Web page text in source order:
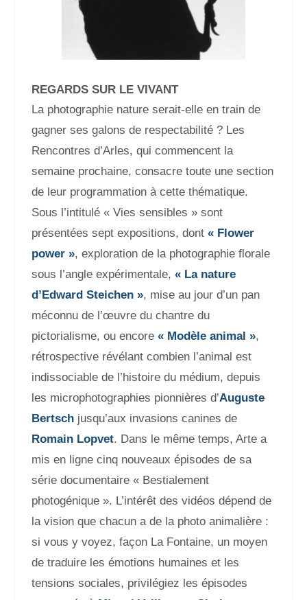
REGARDS SUR LE VIVANT
La photographie nature serait-elle en train de
gagner ses galons de respectabilité ? Les
Rencontres d’Arles, qui commencent la
semaine prochaine, consacre toute une section
de leur programmation à cette thématique.
Sous l’intitulé « Vies sensibles » sont
présentées sept expositions, dont « Flower
power », exploration de la photographie florale
sous l’angle expérimentale, « La nature
d’Edward Steichen », mise au jour d’un pan
méconnu de l’œuvre du chantre du
pictorialisme, ou encore « Modèle animal »,
rétrospective révélant combien l’animal est
indissociable de l’histoire du médium, depuis
les microphotographies pionnières d’Auguste
Bertschjusqu’aux invasions canines de
Romain Lopvet. Dans le même temps, Arte a
mis en ligne cinq nouveaux épisodes de sa
série documentaire « Bestialement
photogénique ». L’intérêt des vidéos dépend de
la vision que chacun a de la photo animalière :
si vous y voyez, façon La Fontaine, un moyen
de traduire les émotions humaines et les
tensions sociales, privilégiez les épisodes